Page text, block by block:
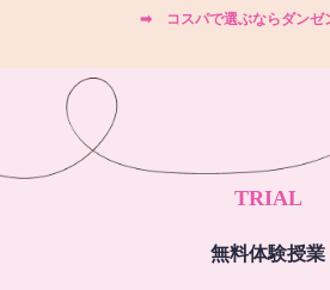
➡︎ コスパで選ぶならダンゼ
TRIAL
無料体験授業